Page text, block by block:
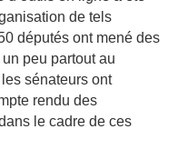
de tels
députés ont mené des
peu partout au
sénateurs ont
rendu des
le cadre de ces